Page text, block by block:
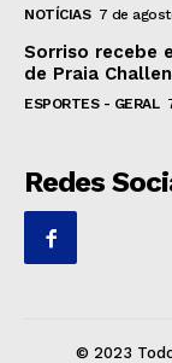
NOTÍCIAS 7 de
Sorriso recebe
de Praia
ESPORTES - GERAL
Redes
© 2023